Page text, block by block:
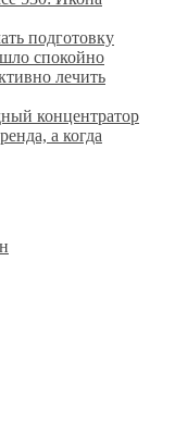
подготовку
спокойно
лечить
концентратор
а когда